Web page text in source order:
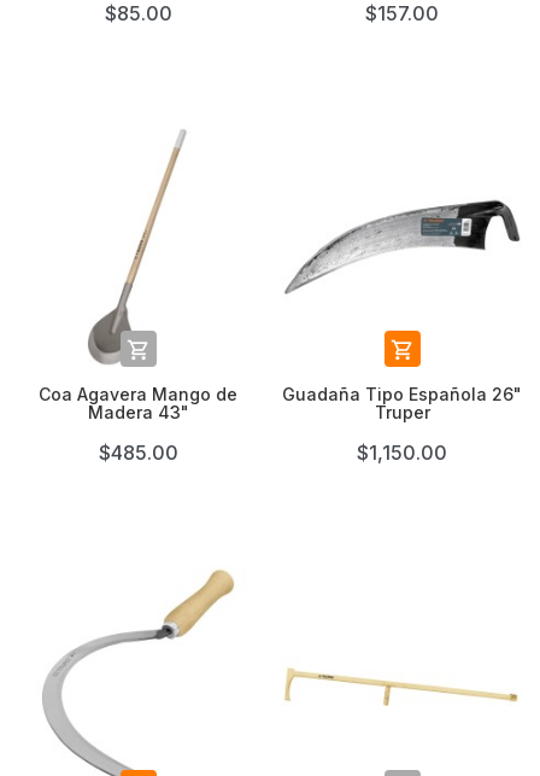
$85.00 $157.00

Coa Agavera Mango de
Madera 43"
$485.00

Guadaña Tipo Española 26"
Truper
$1,150.00